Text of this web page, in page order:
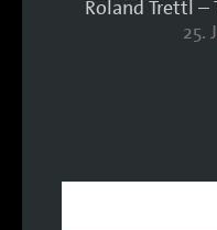
Roland Trettl
25.